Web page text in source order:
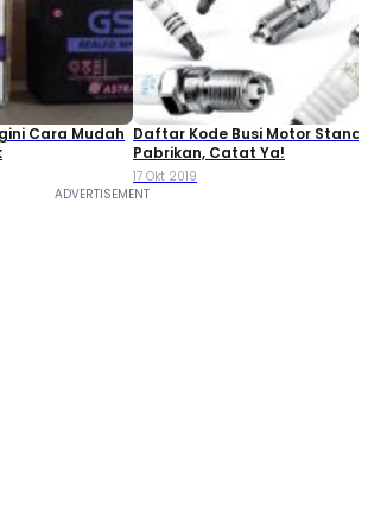
Cara Mudah Daftar Kode Busi Motor
Pabrikan, Catat Ya!
17 Okt 2019